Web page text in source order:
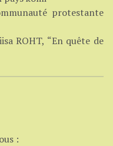
protestante
ROHT, “En quête de
: